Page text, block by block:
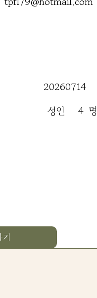
20260714
성인 4 명